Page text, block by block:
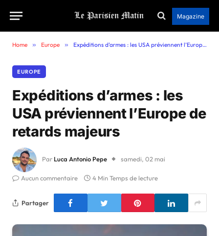
Magazine
Home » Europe » Expéditions d’armes : les USA préviennent l’Europe de retards majeurs
EUROPE
Expéditions d’armes : les
USA préviennent l’Europe de
retards majeurs
Par Luca Antonio Pepe samedi, 02 mai
Aucun commentaire 4 Min Temps de lecture
Partager